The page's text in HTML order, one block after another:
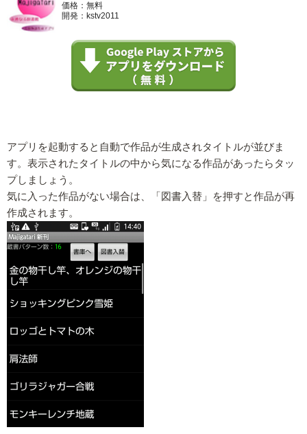
価格：無料
開発：kstv2011
アプリを起動すると自動で作品が生成されタイトルが並びま
す。表示されたタイトルの中から気になる作品があったらタッ
プしましょう。
気に入った作品がない場合は、「図書入替」を押すと作品が再
作成されます。